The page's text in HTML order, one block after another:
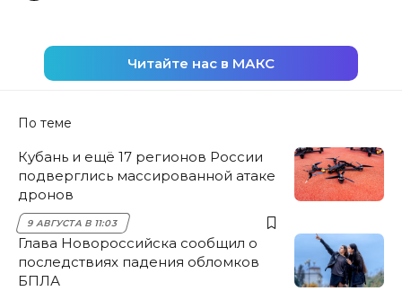
Читайте нас в МАКС
По теме
Кубань и ещё 17 регионов России
подверглись массированной атаке
дронов
9 АВГУСТА В 11:03
Глава Новороссийска сообщил о
последствиях падения обломков
БПЛА